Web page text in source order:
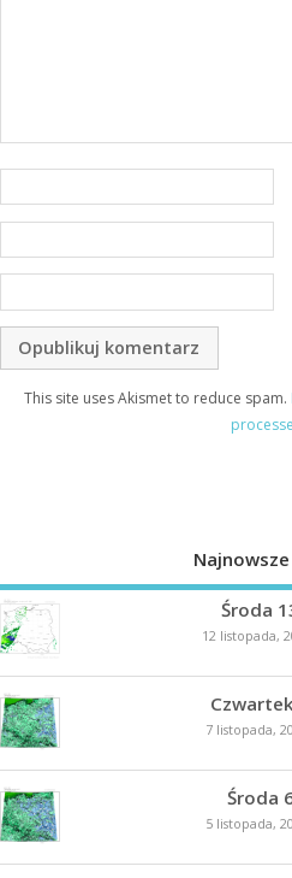
This site uses Akismet to reduce spam.
Środa
12 listopada,
7 listopada,
Środa
5 listopada,